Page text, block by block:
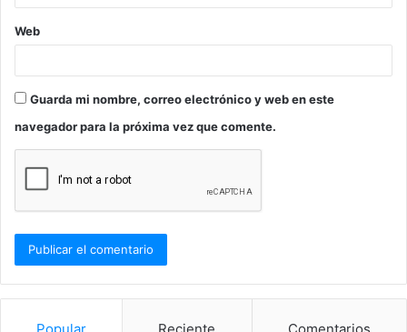
Web
Guarda mi nombre, correo electrónico y web en este
navegador para la próxima vez que comente.
Popular Reciente Comentarios